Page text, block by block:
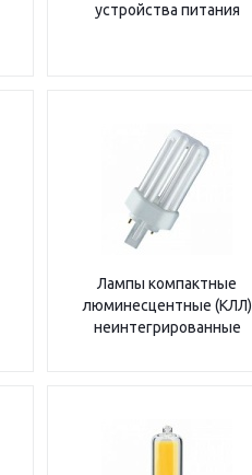
устройства питания
Лампы компактные
люминесцентные (КЛЛ)
неинтегрированные